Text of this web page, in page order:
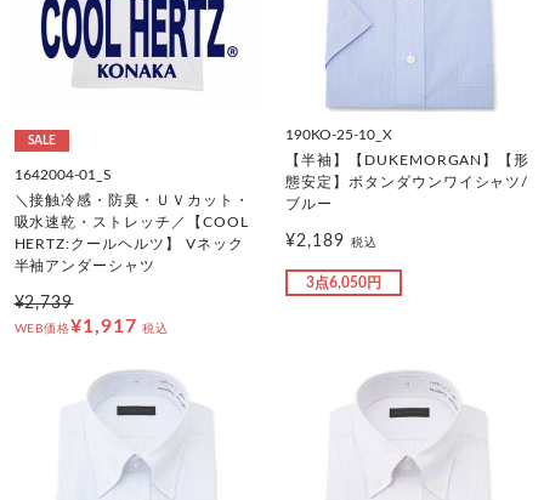
SALE
1642004-01_S
＼接触冷感・防臭・ＵＶカット・
吸水速乾・ストレッチ／【COOL
HERTZ:クールヘルツ】 Vネック
半袖アンダーシャツ
¥2,739
WEB価格¥1,917 税込
190KO-25-10_X
【半袖】【DUKEMORGAN】【形
態安定】ボタンダウンワイシャツ/
ブルー
¥2,189 税込
3点6,050円